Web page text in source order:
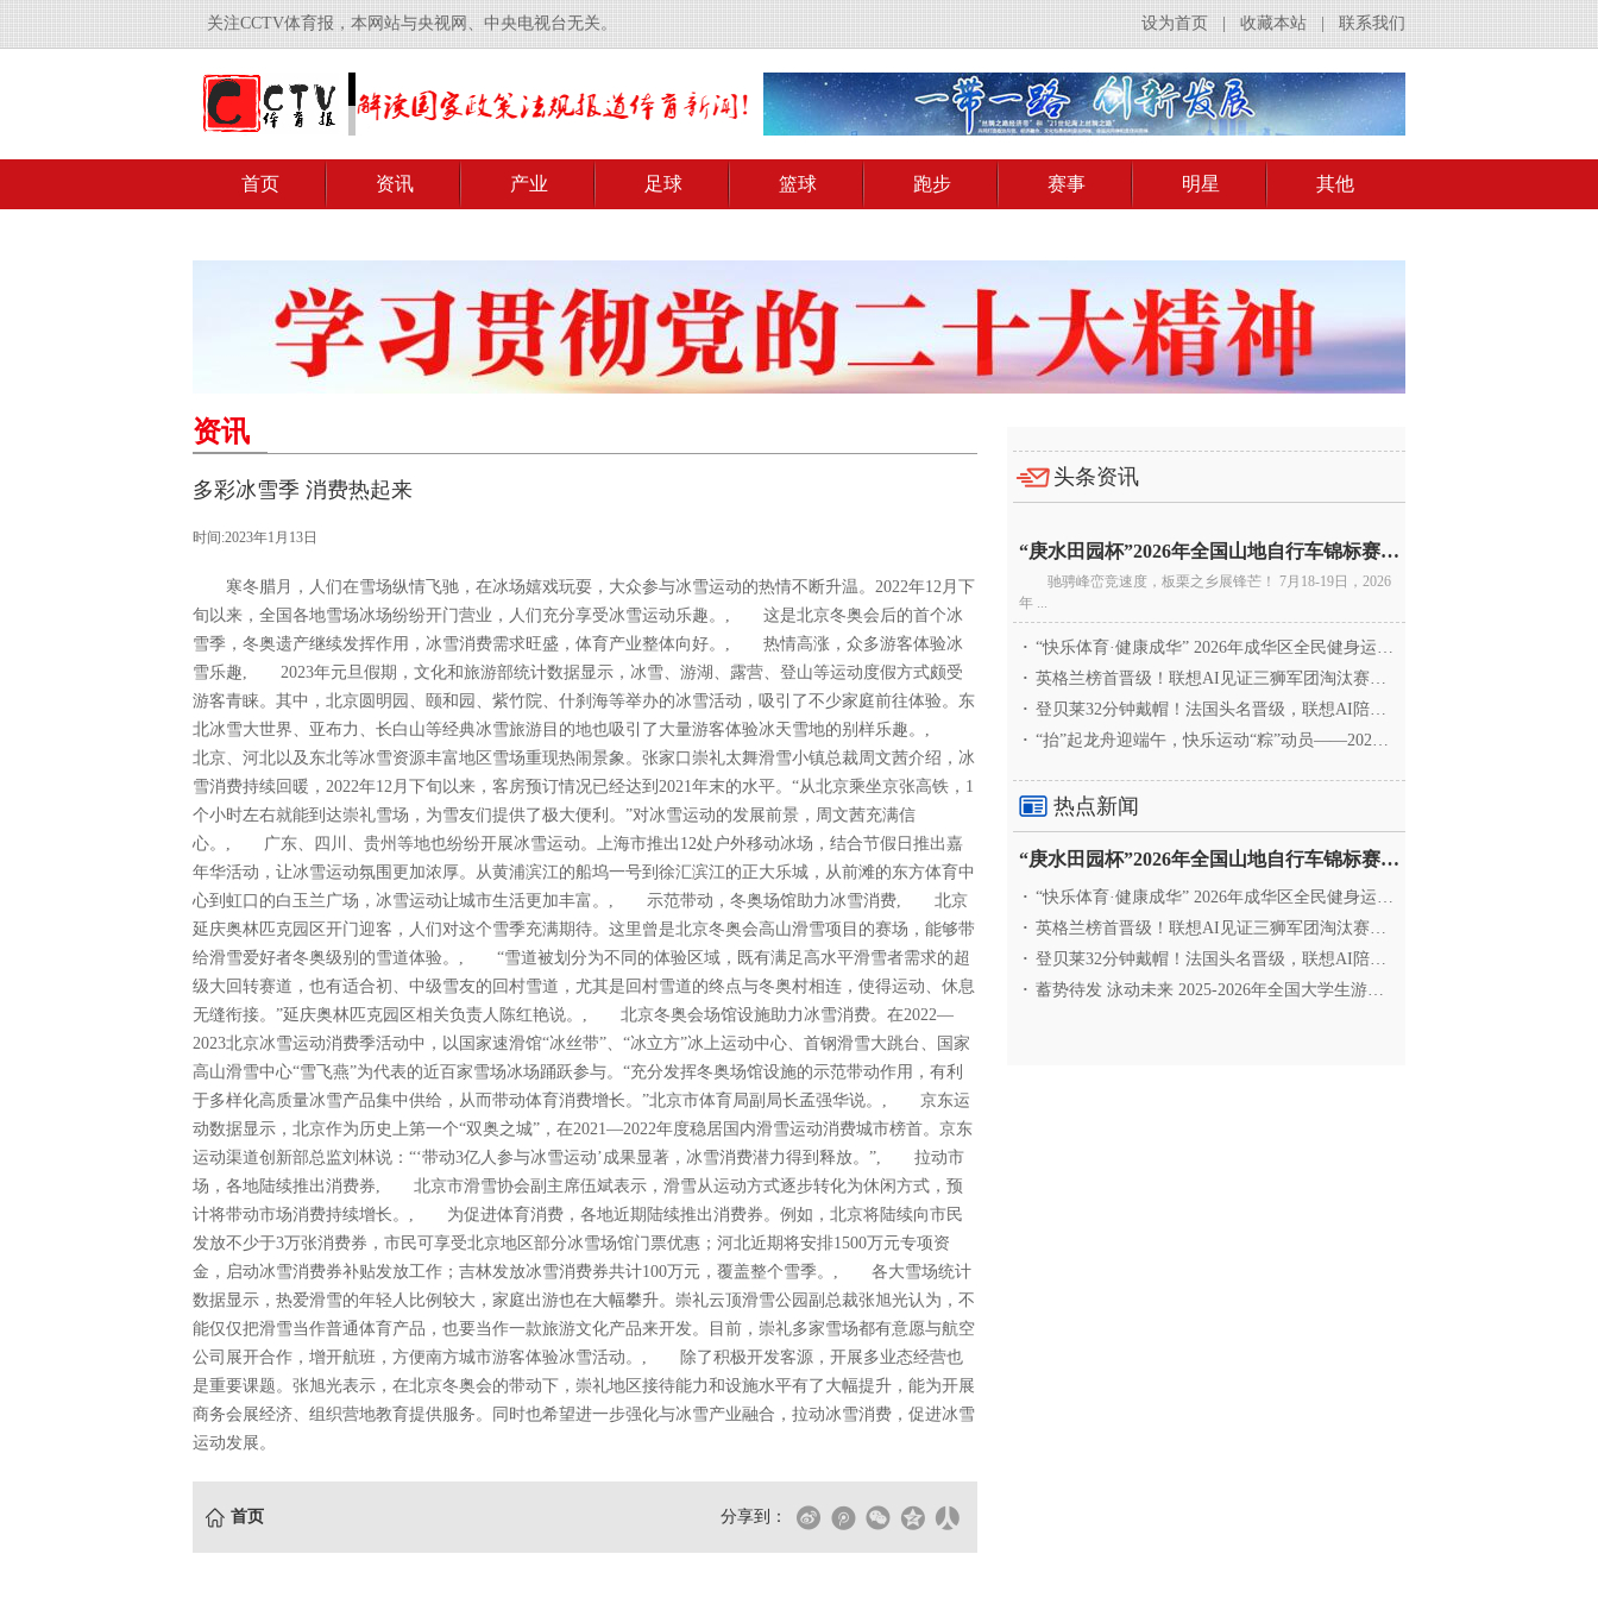
关注CCTV体育报，本网站与央视网、中央电视台无关。 联系我们
收藏本站
设为首页
首页 资讯 产业 足球 篮球 跑步 赛事 明星 其他
资讯
多彩冰雪季 消费热起来
时间:2023年1月13日
寒冬腊月，人们在雪场纵情飞驰，在冰场嬉戏玩耍，大众参与冰雪运动的热情不断升温。2022年12月下
旬以来，全国各地雪场冰场纷纷开门营业，人们充分享受冰雪运动乐趣。, 这是北京冬奥会后的首个冰
雪季，冬奥遗产继续发挥作用，冰雪消费需求旺盛，体育产业整体向好。, 热情高涨，众多游客体验冰
雪乐趣, 2023年元旦假期，文化和旅游部统计数据显示，冰雪、游湖、露营、登山等运动度假方式颇受
游客青睐。其中，北京圆明园、颐和园、紫竹院、什刹海等举办的冰雪活动，吸引了不少家庭前往体验。东
北冰雪大世界、亚布力、长白山等经典冰雪旅游目的地也吸引了大量游客体验冰天雪地的别样乐趣。,
北京、河北以及东北等冰雪资源丰富地区雪场重现热闹景象。张家口崇礼太舞滑雪小镇总裁周文茜介绍，冰
雪消费持续回暖，2022年12月下旬以来，客房预订情况已经达到2021年末的水平。“从北京乘坐京张高铁，1
个小时左右就能到达崇礼雪场，为雪友们提供了极大便利。”对冰雪运动的发展前景，周文茜充满信
心。, 广东、四川、贵州等地也纷纷开展冰雪运动。上海市推出12处户外移动冰场，结合节假日推出嘉
年华活动，让冰雪运动氛围更加浓厚。从黄浦滨江的船坞一号到徐汇滨江的正大乐城，从前滩的东方体育中
心到虹口的白玉兰广场，冰雪运动让城市生活更加丰富。, 示范带动，冬奥场馆助力冰雪消费, 北京
延庆奥林匹克园区开门迎客，人们对这个雪季充满期待。这里曾是北京冬奥会高山滑雪项目的赛场，能够带
给滑雪爱好者冬奥级别的雪道体验。, “雪道被划分为不同的体验区域，既有满足高水平滑雪者需求的超
级大回转赛道，也有适合初、中级雪友的回村雪道，尤其是回村雪道的终点与冬奥村相连，使得运动、休息
无缝衔接。”延庆奥林匹克园区相关负责人陈红艳说。, 北京冬奥会场馆设施助力冰雪消费。在2022—
2023北京冰雪运动消费季活动中，以国家速滑馆“冰丝带”、“冰立方”冰上运动中心、首钢滑雪大跳台、国家
高山滑雪中心“雪飞燕”为代表的近百家雪场冰场踊跃参与。“充分发挥冬奥场馆设施的示范带动作用，有利
于多样化高质量冰雪产品集中供给，从而带动体育消费增长。”北京市体育局副局长孟强华说。, 京东运
动数据显示，北京作为历史上第一个“双奥之城”，在2021—2022年度稳居国内滑雪运动消费城市榜首。京东
运动渠道创新部总监刘林说：“‘带动3亿人参与冰雪运动’成果显著，冰雪消费潜力得到释放。”, 拉动市
场，各地陆续推出消费券, 北京市滑雪协会副主席伍斌表示，滑雪从运动方式逐步转化为休闲方式，预
计将带动市场消费持续增长。, 为促进体育消费，各地近期陆续推出消费券。例如，北京将陆续向市民
发放不少于3万张消费券，市民可享受北京地区部分冰雪场馆门票优惠；河北近期将安排1500万元专项资
金，启动冰雪消费券补贴发放工作；吉林发放冰雪消费券共计100万元，覆盖整个雪季。, 各大雪场统计
数据显示，热爱滑雪的年轻人比例较大，家庭出游也在大幅攀升。崇礼云顶滑雪公园副总裁张旭光认为，不
能仅仅把滑雪当作普通体育产品，也要当作一款旅游文化产品来开发。目前，崇礼多家雪场都有意愿与航空
公司展开合作，增开航班，方便南方城市游客体验冰雪活动。, 除了积极开发客源，开展多业态经营也
是重要课题。张旭光表示，在北京冬奥会的带动下，崇礼地区接待能力和设施水平有了大幅提升，能为开展
商务会展经济、组织营地教育提供服务。同时也希望进一步强化与冰雪产业融合，拉动冰雪消费，促进冰雪
运动发展。
首页 分享到：
头条资讯
“庚水田园杯”2026年全国山地自行车锦标赛暨全国青年
驰骋峰峦竞速度，板栗之乡展锋芒！ 7月18-19日，2026
年 ...
· “快乐体育·健康成华” 2026年成华区全民健身运动会暨
· 英格兰榜首晋级！联想AI见证三狮军团淘汰赛征程
· 登贝莱32分钟戴帽！法国头名晋级，联想AI陪伴世界杯
· “抬”起龙舟迎端午，快乐运动“粽”动员——2026年成华区
热点新闻
“庚水田园杯”2026年全国山地自行车锦标赛暨全国青年
· “快乐体育·健康成华” 2026年成华区全民健身运动会暨
· 英格兰榜首晋级！联想AI见证三狮军团淘汰赛征程
· 登贝莱32分钟戴帽！法国头名晋级，联想AI陪伴世界杯
· 蓄势待发 泳动未来 2025-2026年全国大学生游泳锦标赛